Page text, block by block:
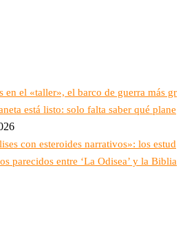
en el «taller», el barco de guerra más gr
está listo: solo falta saber qué plane
con esteroides narrativos»: los estud
parecidos entre ‘La Odisea’ y la Biblia